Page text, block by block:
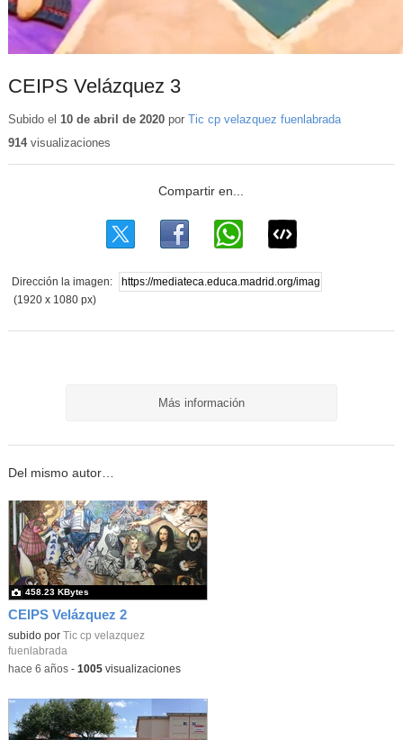
CEIPS Velázquez 3
Subido el 10 de abril de 2020por Tic cp velazquez fuenlabrada
914visualizaciones
Dirección la imagen:
(1920 x 1080 px)
Más información
Del mismo autor…
CEIPS Velázquez 2
subido por Tic cp velazquez
fuenlabrada
458.23 KBytes
-hace 6 años- 1005visualizaciones